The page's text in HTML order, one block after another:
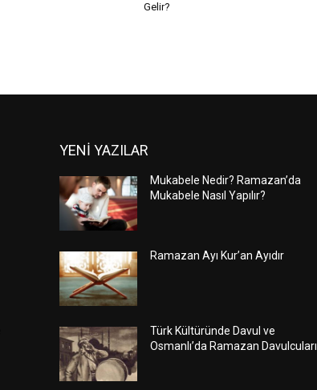
Gelir?
YENİ YAZILAR
Mukabele Nedir? Ramazan’da
Mukabele Nasıl Yapılır?
Ramazan Ayı Kur’an Ayıdır
Türk Kültüründe Davul ve
Osmanlı’da Ramazan Davulcuları